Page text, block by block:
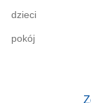
dzieci
pokój